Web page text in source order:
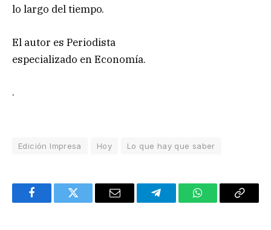
lo largo del tiempo.
El autor es Periodista
especializado en Economía.
.
Edición Impresa Hoy Lo que hay que saber
FacebookTwitter Email TelegramWhatsAppCopy